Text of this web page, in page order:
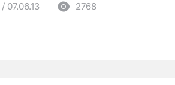
07.06.13 2768